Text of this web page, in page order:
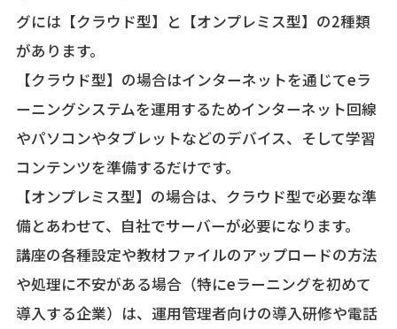
グには【クラウド型】と【オンプレミス型】の2種類
があります。
【クラウド型】の場合はインターネットを通じてeラ
ーニングシステムを運用するためインターネット回線
やパソコンやタブレットなどのデバイス、そして学習
コンテンツを準備するだけです。
【オンプレミス型】の場合は、クラウド型で必要な準
備とあわせて、自社でサーバーが必要になります。
講座の各種設定や教材ファイルのアップロードの方法
や処理に不安がある場合（特にeラーニングを初めて
導入する企業）は、運用管理者向けの導入研修や電話